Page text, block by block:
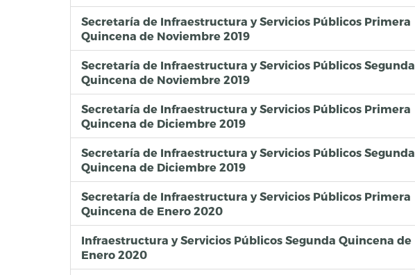
Secretaría de Infraestructura y Servicios Públicos Primera
Quincena de Noviembre 2019
Secretaría de Infraestructura y Servicios Públicos Segunda
Quincena de Noviembre 2019
Secretaría de Infraestructura y Servicios Públicos Primera
Quincena de Diciembre 2019
Secretaría de Infraestructura y Servicios Públicos Segunda
Quincena de Diciembre 2019
Secretaría de Infraestructura y Servicios Públicos Primera
Quincena de Enero 2020
Infraestructura y Servicios Públicos Segunda Quincena de
Enero 2020